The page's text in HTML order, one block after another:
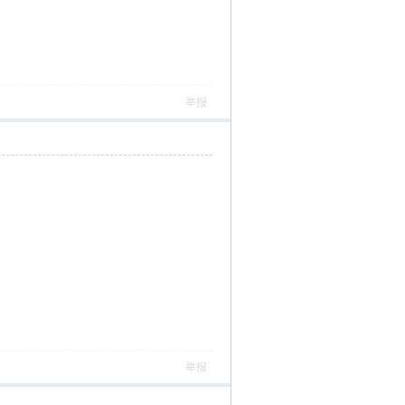
举报
举报